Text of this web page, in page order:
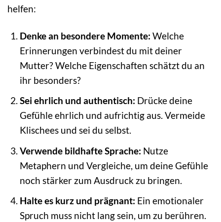
helfen:
Denke an besondere Momente: Welche
Erinnerungen verbindest du mit deiner
Mutter? Welche Eigenschaften schätzt du an
ihr besonders?
Sei ehrlich und authentisch: Drücke deine
Gefühle ehrlich und aufrichtig aus. Vermeide
Klischees und sei du selbst.
Verwende bildhafte Sprache: Nutze
Metaphern und Vergleiche, um deine Gefühle
noch stärker zum Ausdruck zu bringen.
Halte es kurz und prägnant: Ein emotionaler
Spruch muss nicht lang sein, um zu berühren.